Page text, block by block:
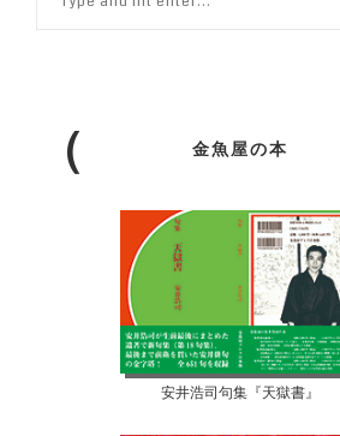
金魚屋の本
安井浩司句集『天獄書』